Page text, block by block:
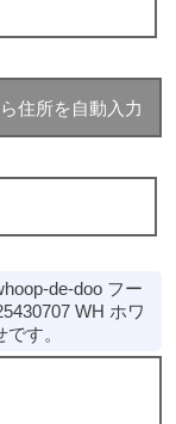
住所を自動入力
de-doo フー
WH ホワ
す。